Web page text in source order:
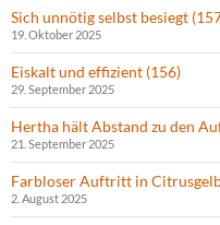
Sich unnötig selbst besiegt
19. Oktober 2025
Eiskalt und effizient (156)
29. September 2025
Hertha hält Abstand zu den
21. September 2025
Farbloser Auftritt in
2. August 2025